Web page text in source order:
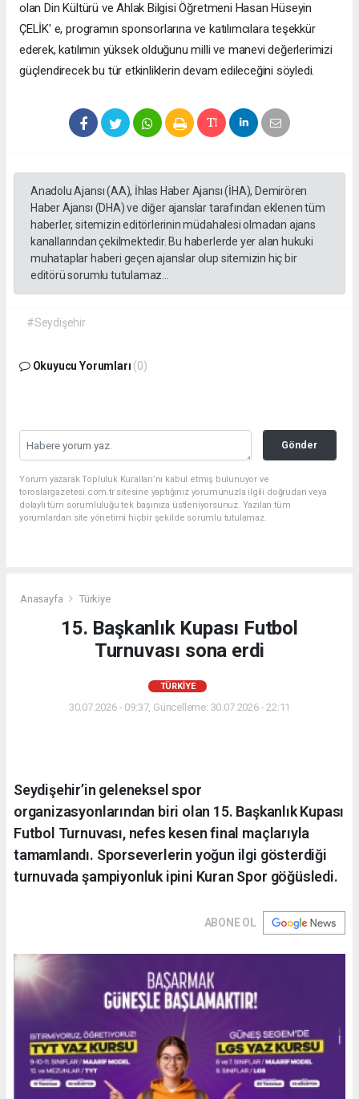
olan Din Kültürü ve Ahlak Bilgisi Öğretmeni Hasan Hüseyin
ÇELİK' e, programın sponsorlarına ve katılımcılara teşekkür
ederek, katılımın yüksek olduğunu milli ve manevi değerlerimizi
güçlendirecek bu tür etkinliklerin devam edileceğini söyledi.
Anadolu Ajansı (AA), İhlas Haber Ajansı (İHA), Demirören
Haber Ajansı (DHA) ve diğer ajanslar tarafından eklenen tüm
haberler, sitemizin editörlerinin müdahalesi olmadan ajans
kanallarından çekilmektedir. Bu haberlerde yer alan hukuki
muhataplar haberi geçen ajanslar olup sitemizin hiç bir
editörü sorumlu tutulamaz...
#Seydişehir
Okuyucu Yorumları (0)
Gönder
Yorum yazarak Topluluk Kuralları’nı kabul etmiş bulunuyor ve
toroslargazetesi.com.tr sitesine yaptığınız yorumunuzla ilgili doğrudan veya
dolaylı tüm sorumluluğu tek başınıza üstleniyorsunuz. Yazılan tüm
yorumlardan site yönetimi hiçbir şekilde sorumlu tutulamaz.
Anasayfa Türkiye
15. Başkanlık Kupası Futbol
Turnuvası sona erdi
TÜRKIYE
30.07.2026 - 09:37, Güncelleme: 30.07.2026 - 22:11
Seydişehir’in geleneksel spor
organizasyonlarından biri olan 15. Başkanlık Kupası
Futbol Turnuvası, nefes kesen final maçlarıyla
tamamlandı. Sporseverlerin yoğun ilgi gösterdiği
turnuvada şampiyonluk ipini Kuran Spor göğüsledi.
ABONE OL